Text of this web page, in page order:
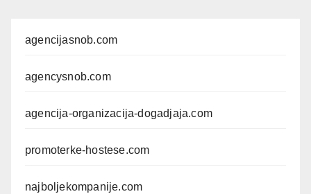
agencijasnob.com
agencysnob.com
agencija-organizacija-dogadjaja.com
promoterke-hostese.com
najboljekompanije.com